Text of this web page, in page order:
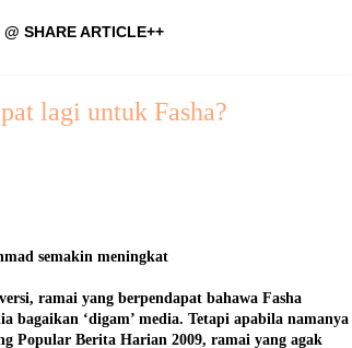
SHARE ARTICLE++
lagi untuk Fasha?
semakin meningkat
ramai yang berpendapat bahawa Fasha
bagaikan ‘digam’ media. Tetapi apabila namanya
Popular Berita Harian 2009, ramai yang agak